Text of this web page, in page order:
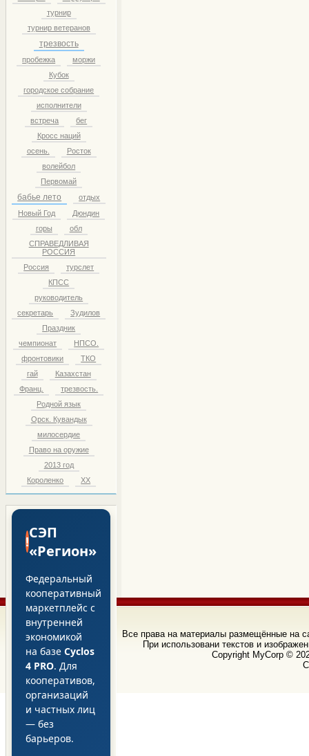
турнир
турнир ветеранов
трезвость
пробежка
моржи
Кубок
городское собрание
исполнители
встреча
бег
Кросс наций
осень.
Росток
волейбол
Первомай
бабье лето
отдых
Новый Год
Дюндин
горы
обл
СПРАВЕДЛИВАЯ
РОССИЯ
Россия
турслет
КПСС
руководитель
секретарь
Зудилов
Праздник
чемпионат
НПСО.
фронтовики
ТКО
гай
Казахстан
Франц.
трезвость.
Родной язык
Орск. Кувандык
милосердие
Право на оружие
2013 год
Короленко
ХХ
!СЭП
«Регион»
Федеральный
кооперативный
маркетплейс с
внутренней
экономикой
на базе Cyclos
4 PRO. Для
кооперативов,
организаций
и частных лиц
— без
барьеров.
Все права на материалы размещённые на
При использовани текстов и
Copyright MyCorp ©